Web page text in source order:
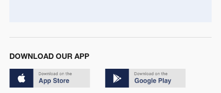
DOWNLOAD OUR APP